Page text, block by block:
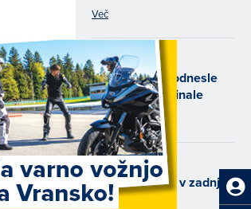
Več
2. 8. 2026
Kazni Levarju odnesle
uvrstitev v polfinale
Več
31. 7. 2026 |
Padec Cerjaka v zadnji
vožnji